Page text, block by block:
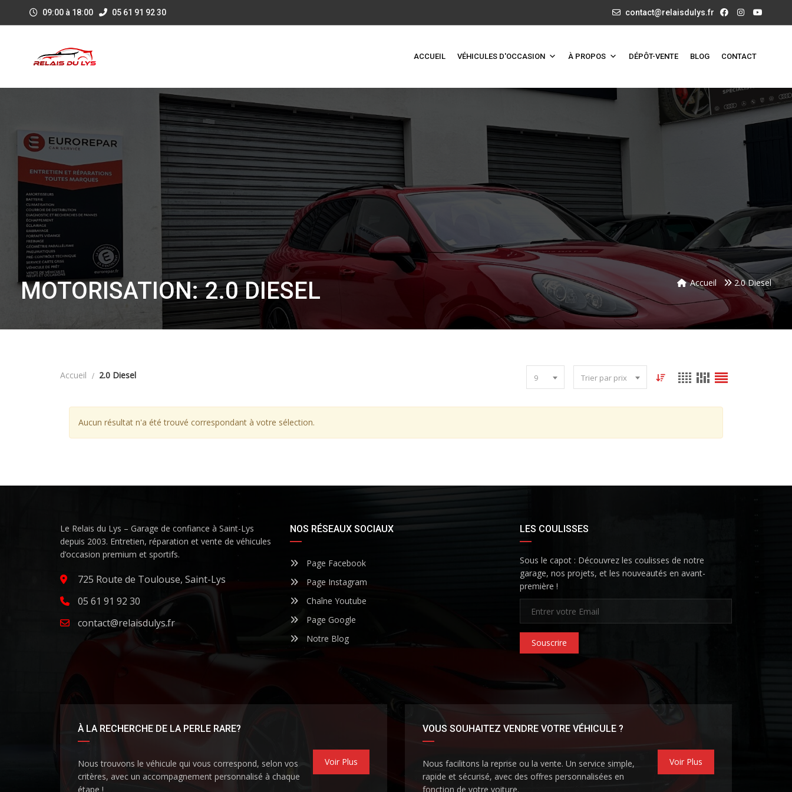
09:00 à 18:00 05 61 91 92 30 contact@relaisdulys.fr
ACCUEIL VÉHICULES D'OCCASION À PROPOS DÉPÔT-VENTE BLOG CONTACT
MOTORISATION: 2.0 DIESEL Accueil 2.0 Diesel
Accueil 2.0 Diesel 9 Trier par prix
Aucun résultat n'a été trouvé correspondant à votre sélection.
Le Relais du Lys – Garage de confiance à Saint-Lys
depuis 2003. Entretien, réparation et vente de véhicules
d’occasion premium et sportifs.
725 Route de Toulouse, Saint-Lys
05 61 91 92 30
contact@relaisdulys.fr
NOS RÉSEAUX SOCIAUX
Page Facebook
Page Instagram
Chaîne Youtube
Page Google
Notre Blog
LES COULISSES
Sous le capot : Découvrez les coulisses de notre
garage, nos projets, et les nouveautés en avant-
première !
Souscrire
À LA RECHERCHE DE LA PERLE RARE?
Nous trouvons le véhicule qui vous correspond, selon vos
critères, avec un accompagnement personnalisé à chaque
étape !
Voir Plus
VOUS SOUHAITEZ VENDRE VOTRE VÉHICULE ?
Nous facilitons la reprise ou la vente. Un service simple,
rapide et sécurisé, avec des offres personnalisées en
fonction de votre voiture.
Voir Plus